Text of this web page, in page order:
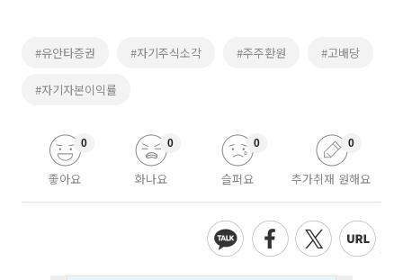
#유안타증권 #자기주식소각 #주주환원 #고배당
#자기자본이익률
좋아요
0
화나요
0
슬퍼요
0
추가취재 원해요
0